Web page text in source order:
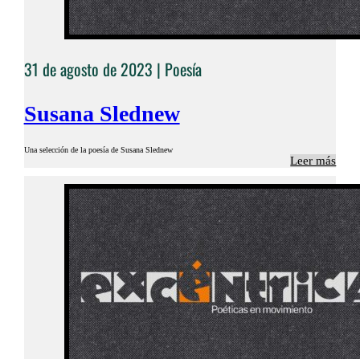
31 de agosto de 2023 | Poesía
Susana Slednew
Una selección de la poesía de Susana Slednew
Leer más